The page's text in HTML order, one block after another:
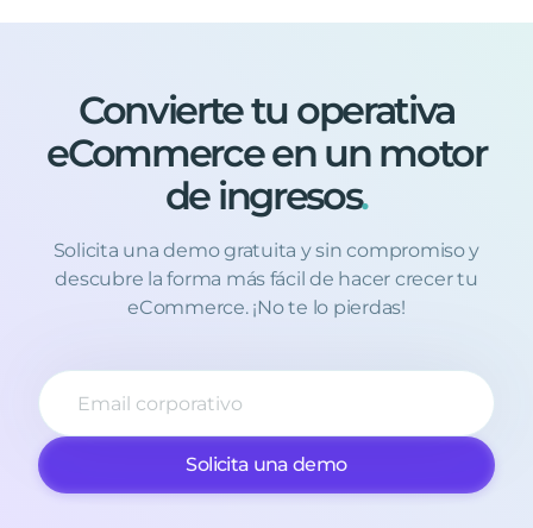
Conviertetu operativa
eCommerceen un motor
de ingresos.
Solicita una demo gratuita y sin compromiso y
descubre la forma más fácil de hacer crecer tu
eCommerce. ¡No te lo pierdas!
Solicita una demo